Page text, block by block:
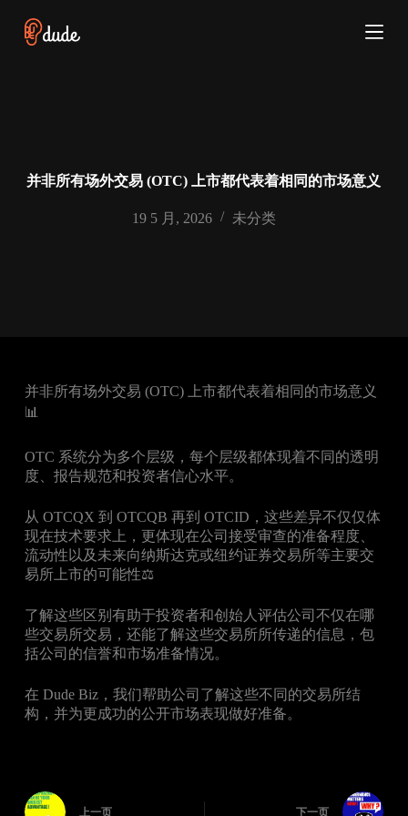
跳
过
并非所有场外交易 (OTC) 上市都代表着相同的市场意义
19 5 月, 2026 未分类
并非所有场外交易 (OTC) 上市都代表着相同的市场意义
📊
OTC 系统分为多个层级，每个层级都体现着不同的透明
度、报告规范和投资者信心水平。
从 OTCQX 到 OTCQB 再到 OTCID，这些差异不仅仅体
现在技术要求上，更体现在公司接受审查的准备程度、
流动性以及未来向纳斯达克或纽约证券交易所等主要交
易所上市的可能性⚖️
了解这些区别有助于投资者和创始人评估公司不仅在哪
些交易所交易，还能了解这些交易所所传递的信息，包
括公司的信誉和市场准备情况。
在 Dude Biz，我们帮助公司了解这些不同的交易所结
构，并为更成功的公开市场表现做好准备。
上一页 下一页